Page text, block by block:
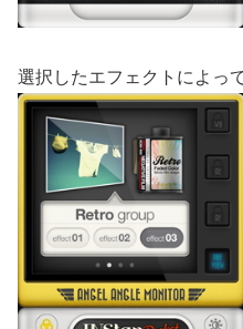
選択したエフェクトによっ